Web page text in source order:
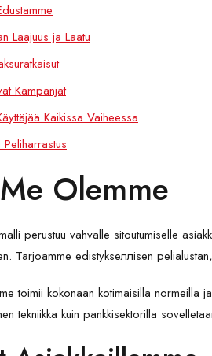
Laajuus ja Laatu
Kampanjat
Kaikissa Vaiheessa
Olemme
perustuu vahvalle sitoutumiselle
Tarjoamme edistykseллisen
toimii kokonaan kotimaisilla
tekniikka kuin pankkisektorilla